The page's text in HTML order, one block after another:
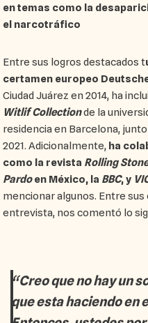
en temas como la
el narcotráfico
Entre sus logros destacados t
certamen europeo
Ciudad Juárez en 2014, ha
Witlif Collectionde la
residencia en Barcelona,
2021. Adicionalmente, ha
como la revista Rolling
Pardoen México, la BBC, y
mencionar algunos. Entre
entrevista, nos comentó lo
“Creo que no hay un
que esta haciendo en